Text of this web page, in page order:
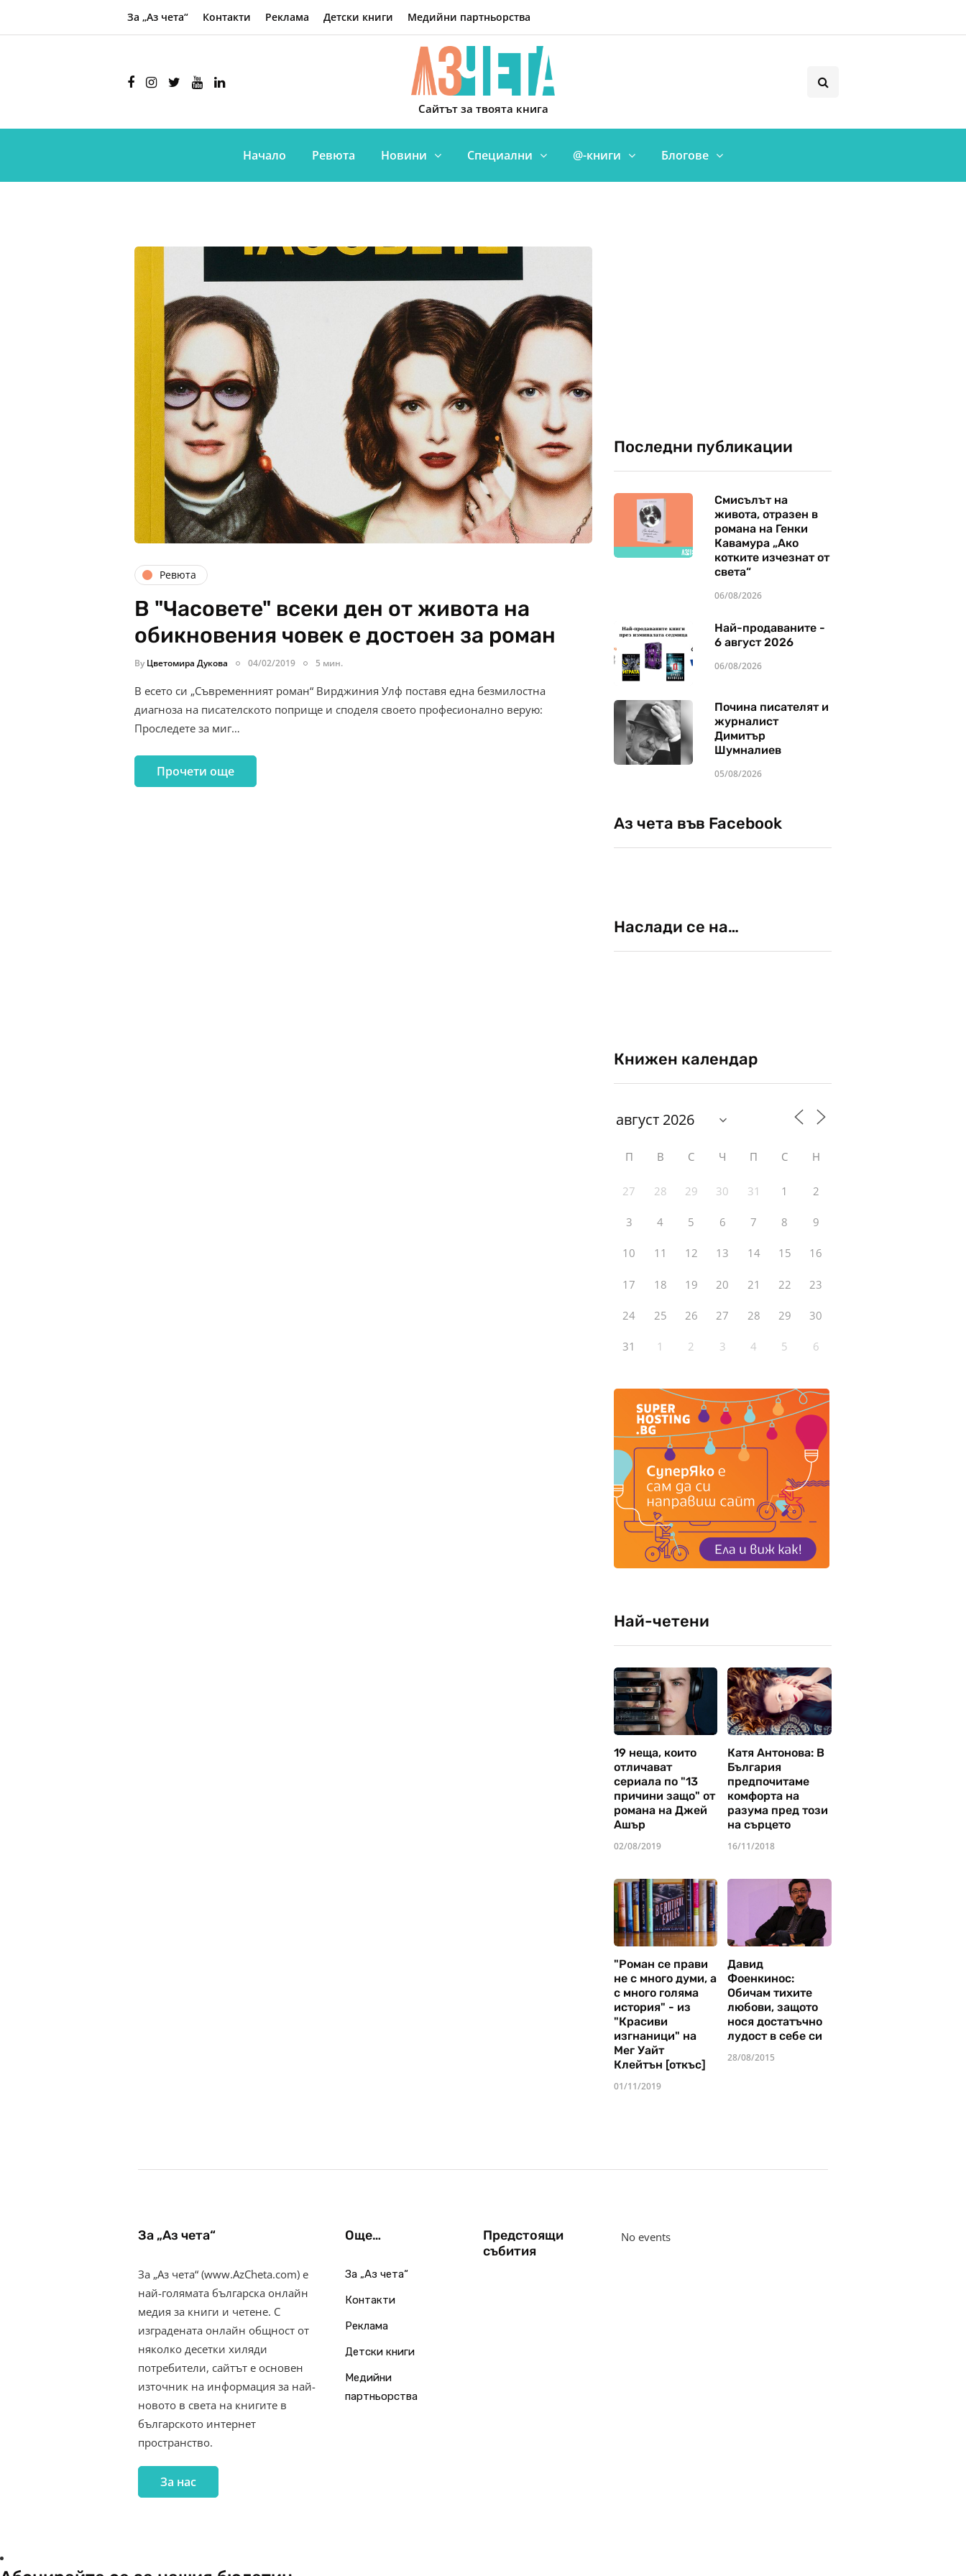
За „Аз чета“ Контакти Реклама Детски книги Медийни партньорства
Сайтът за твоята книга
Начало Ревюта Новини Специални @-книги Блогове
Ревюта
В "Часовете" всеки ден от живота на
обикновения човек е достоен за роман
By Цветомира Дукова 04/02/2019 5 мин.
В есето си „Съвременният роман“ Вирджиния Улф поставя една безмилостна
диагноза на писателското поприще и споделя своето професионално верую:
Проследете за миг…
Прочети още
Последни публикации
Смисълът на
живота, отразен в
романа на Генки
Кавамура „Ако
котките изчезнат от
света“
06/08/2026
Най-продаваните -
6 август 2026
06/08/2026
Почина писателят и
журналист
Димитър
Шумналиев
05/08/2026
Аз чета във Facebook
Наслади се на…
Книжен календар
П В С Ч П С Н
27 28 29 30 31 1 2
3 4 5 6 7 8 9
10 11 12 13 14 15 16
17 18 19 20 21 22 23
24 25 26 27 28 29 30
31 1 2 3 4 5 6
Най-четени
19 неща, които
отличават
сериала по "13
причини защо" от
романа на Джей
Ашър
02/08/2019
Катя Антонова: В
България
предпочитаме
комфорта на
разума пред този
на сърцето
16/11/2018
"Роман се прави
не с много думи, а
с много голяма
история" - из
"Красиви
изгнаници" на
Мег Уайт
Клейтън [откъс]
01/11/2019
Давид
Фоенкинос:
Обичам тихите
любови, защото
нося достатъчно
лудост в себе си
28/08/2015
За „Аз чета“
За „Аз чета“ (www.AzCheta.com) е
най-голямата българска онлайн
медия за книги и четене. С
изградената онлайн общност от
няколко десетки хиляди
потребители, сайтът е основен
източник на информация за най-
новото в света на книгите в
българското интернет
пространство.
За нас
Още…
За „Аз чета“
Контакти
Реклама
Детски книги
Медийни
партньорства
Предстоящи
събития
No events